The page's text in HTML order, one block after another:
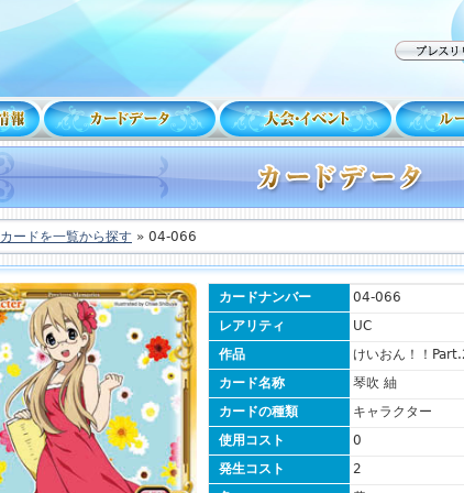
カードを一覧から探す » 04-066
カードナンバー
04-066
レアリティ
UC
作品
けいおん！！
カード名称
琴吹 紬
カードの種類
キャラクター
使用コスト
0
発生コスト
2